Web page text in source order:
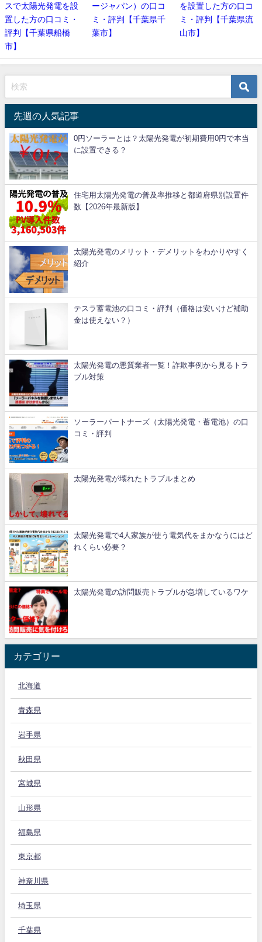
スで太陽光発電を設
置した方の口コミ・
評判【千葉県船橋
市】
ージャパン）の口コ
ミ・評判【千葉県千
葉市】
を設置した方の口コ
ミ・評判【千葉県流
山市】
先週の人気記事
0円ソーラーとは？太陽光発電が初期費用0円で本当
に設置できる？
住宅用太陽光発電の普及率推移と都道府県別設置件
数【2026年最新版】
太陽光発電のメリット・デメリットをわかりやすく
紹介
テスラ蓄電池の口コミ・評判（価格は安いけど補助
金は使えない？）
太陽光発電の悪質業者一覧！詐欺事例から見るトラ
ブル対策
ソーラーパートナーズ（太陽光発電・蓄電池）の口
コミ・評判
太陽光発電が壊れたトラブルまとめ
太陽光発電で4人家族が使う電気代をまかなうにはど
れくらい必要？
太陽光発電の訪問販売トラブルが急増しているワケ
カテゴリー
北海道
青森県
岩手県
秋田県
宮城県
山形県
福島県
東京都
神奈川県
埼玉県
千葉県